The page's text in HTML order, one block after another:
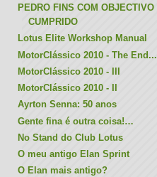
PEDRO FINS COM OBJECTIVO
CUMPRIDO
Lotus Elite Workshop Manual
MotorClássico 2010 - The End...
MotorClássico 2010 - III
MotorClássico 2010 - II
Ayrton Senna: 50 anos
Gente fina é outra coisa!…
No Stand do Club Lotus
O meu antigo Elan Sprint
O Elan mais antigo?